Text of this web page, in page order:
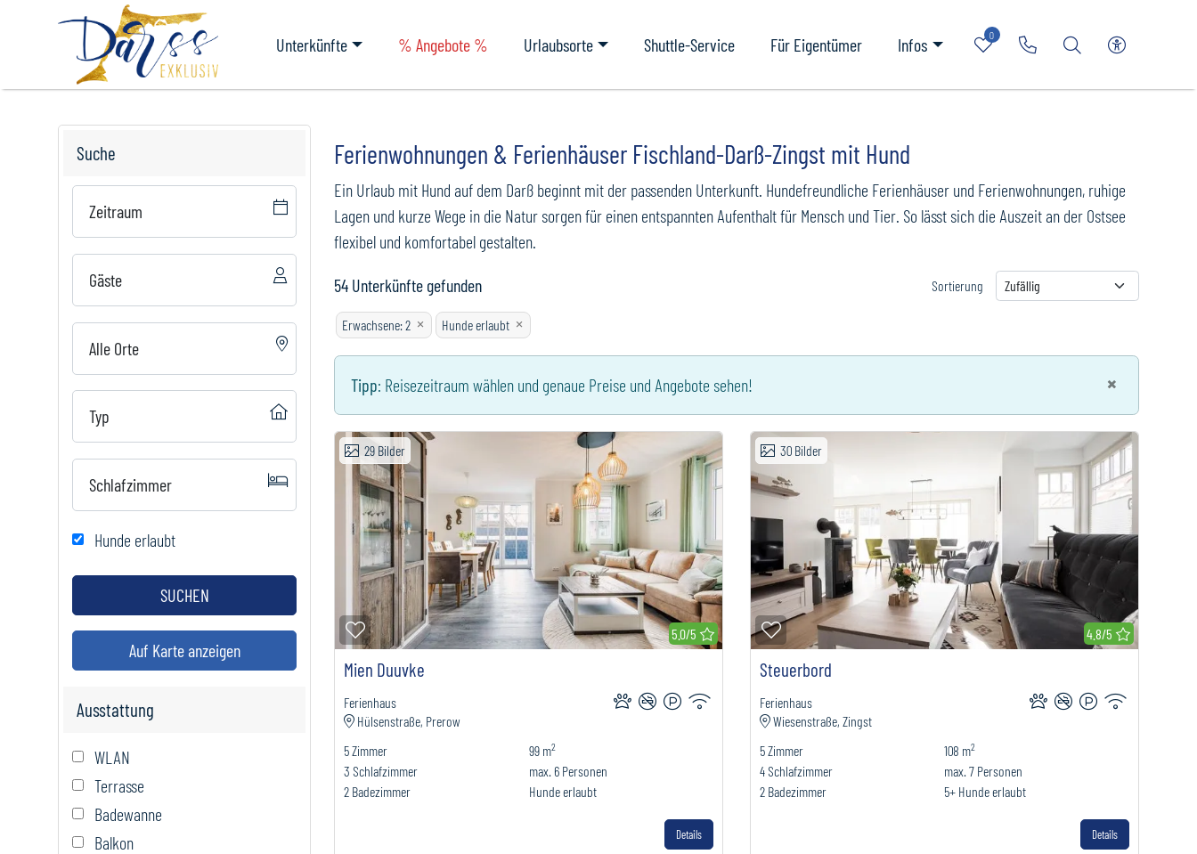
Unterkünfte % Angebote % Urlaubsorte Shuttle-Service Für Eigentümer Infos 0MerklisteRufen Sie uns anNach bestimmter
Zur
Suche
Zeitraum
Gäste
Alle Orte
Hunde erlaubt
SUCHEN
Auf Karte anzeigen
Ausstattung
WLAN
Terrasse
Badewanne
Balkon
Ferienwohnungen & Ferienhäuser Fischland-Darß-Zingst mit Hund
Ein Urlaub mit Hund auf dem Darß beginnt mit der passenden Unterkunft. Hundefreundliche Ferienhäuser und Ferienwohnungen, ruhige
Lagen und kurze Wege in die Natur sorgen für einen entspannten Aufenthalt für Mensch und Tier. So lässt sich die Auszeit an der Ostsee
flexibel und komfortabel gestalten.
54 Unterkünfte gefunden Sortierung Sortierung
Erwachsene:2 × Hunde erlaubt ×
×
Tipp: Reisezeitraum wählen und genaue Preise und Angebote sehen!
5.0/5
29 Bilder
Zur Merkliste hinzufügen
Mien Duuvke
Ferienhaus
Hülsenstraße, Prerow
5Zimmer
3 Schlafzimmer
2 Badezimmer
99 m2
max. 6 Personen
Hunde erlaubt
Details
4.8/5
30 Bilder
Zur Merkliste hinzufügen
Steuerbord
Ferienhaus
Wiesenstraße, Zingst
5Zimmer
4 Schlafzimmer
2 Badezimmer
108 m2
max. 7 Personen
5+ Hunde erlaubt
Details